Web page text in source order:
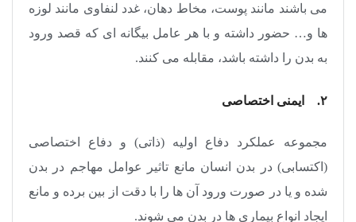
می باشند مانند پوست، مخاط دهان، غدد لنفاوی مانند لوزه
ها و… حضور داشته و با هر عامل بیگانه ای که قصد ورود
به بدن را داشته باشد، مقابله می کنند.
۲. ایمنی اختصاصی
مجموعه عملکرد دفاع اولیه (ذاتی) و دفاع اختصاصی
(اکتسابی) در بدن انسان مانع تاثیر عوامل مهاجم در بدن
شده و یا در صورت ورود آن ها را با دقت از بین برده و مانع
ایجاد انواع بیماری ها در بدن می شوند.